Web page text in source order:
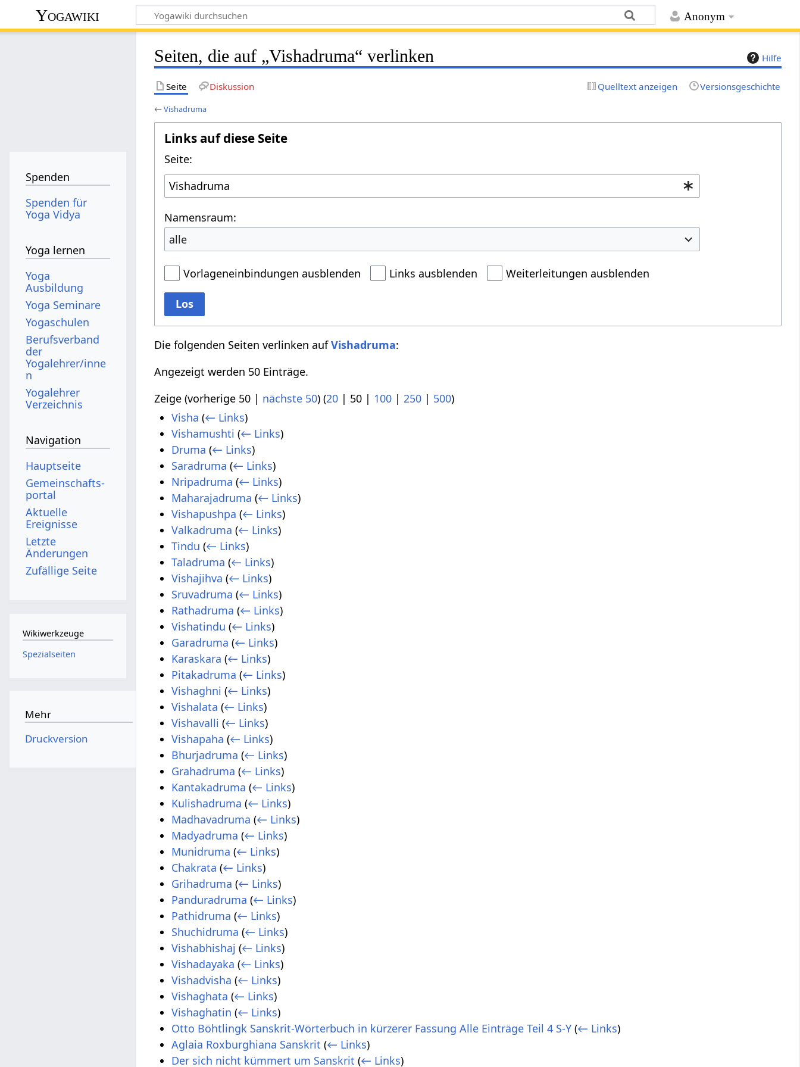
Anonym
Yogawiki
Hilfe
Seiten, die auf „Vishadruma“ verlinken
Seite Diskussion Quelltext anzeigen Versionsgeschichte
←Vishadruma
Links auf diese Seite
Seite:
Namensraum:
alle
Vorlageneinbindungen ausblenden Links ausblenden Weiterleitungen ausblenden
Los
Die folgenden Seiten verlinken aufVishadruma:
Angezeigt werden 50 Einträge.
Zeige (vorherige 50 | nächste 50) (20 | 50 | 100 |250 | 500)
Visha (← Links)
Vishamushti (← Links)
Druma (← Links)
Saradruma (← Links)
Nripadruma (← Links)
Maharajadruma (← Links)
Vishapushpa (← Links)
Valkadruma (← Links)
Tindu (← Links)
Taladruma (← Links)
Vishajihva (← Links)
Sruvadruma (← Links)
Rathadruma (← Links)
Vishatindu (← Links)
Garadruma (← Links)
Karaskara (← Links)
Pitakadruma (← Links)
Vishaghni (← Links)
Vishalata (← Links)
Vishavalli (← Links)
Vishapaha (← Links)
Bhurjadruma (← Links)
Grahadruma (← Links)
Kantakadruma (← Links)
Kulishadruma (← Links)
Madhavadruma (← Links)
Madyadruma (← Links)
Munidruma (← Links)
Chakrata (← Links)
Grihadruma (← Links)
Panduradruma (← Links)
Pathidruma (← Links)
Shuchidruma (← Links)
Vishabhishaj (← Links)
Vishadayaka (← Links)
Vishadvisha (← Links)
Vishaghata (← Links)
Vishaghatin (← Links)
Otto Böhtlingk Sanskrit-Wörterbuch in kürzerer Fassung Alle Einträge Teil 4 S-Y (← Links)
Aglaia Roxburghiana Sanskrit (← Links)
Der sich nicht kümmert um Sanskrit (← Links)
Spenden
Spenden für
Yoga Vidya
Yoga lernen
Yoga
Ausbildung
Yoga Seminare
Yogaschulen
Berufsverband
der
Yogalehrer/inne
n
Yogalehrer
Verzeichnis
Navigation
Hauptseite
Gemeinschafts­
portal
Aktuelle
Ereignisse
Letzte
Änderungen
Zufällige Seite
Wikiwerkzeuge
Spezialseiten
Mehr
Druckversion